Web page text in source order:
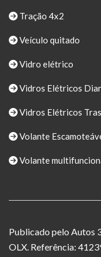
Tração 4x2
Veículo quitado
Vidro elétrico
Vidros Elétricos
Vidros Elétricos
Volante
Volante
Publicado pelo Autos
OLX. Referência: